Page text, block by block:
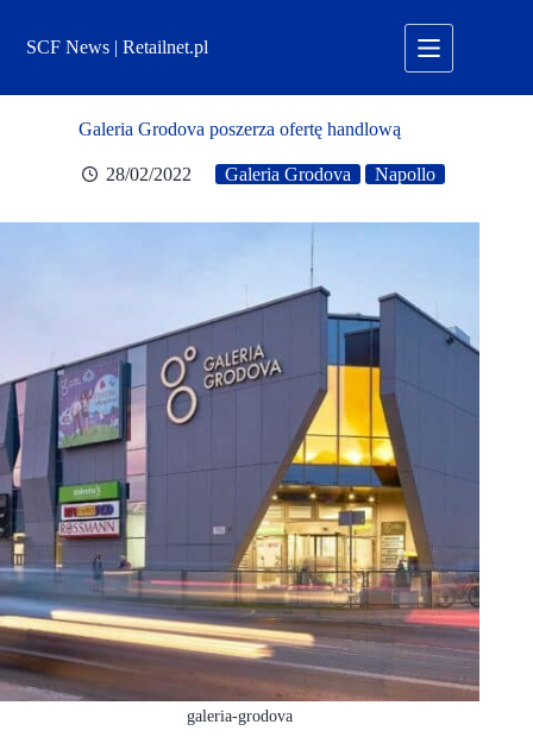
treściSCF News | Retailnet.pl
Galeria Grodova poszerza ofertę handlową
28/02/2022 Galeria Grodova Napollo
galeria-grodova